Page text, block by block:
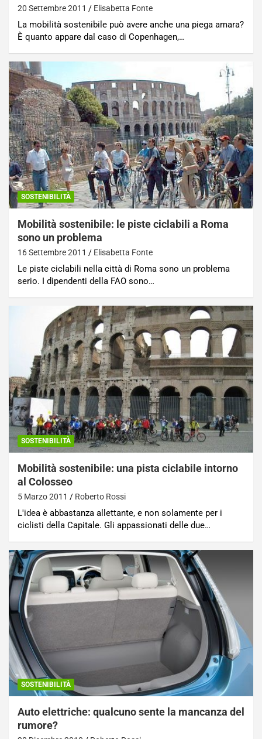
20 Settembre 2011 Elisabetta Fonte
La mobilità sostenibile può avere anche una piega amara?
È quanto appare dal caso di Copenhagen,…
SOSTENIBILITÀ
Mobilità sostenibile: le piste ciclabili a Roma
sono un problema
16 Settembre 2011 Elisabetta Fonte
Le piste ciclabili nella città di Roma sono un problema
serio. I dipendenti della FAO sono…
SOSTENIBILITÀ
Mobilità sostenibile: una pista ciclabile intorno
al Colosseo
5 Marzo 2011 Roberto Rossi
L'idea è abbastanza allettante, e non solamente per i
ciclisti della Capitale. Gli appassionati delle due…
SOSTENIBILITÀ
Auto elettriche: qualcuno sente la mancanza del
rumore?